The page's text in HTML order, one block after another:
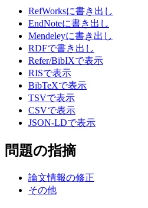
RefWorksに書き出し
EndNoteに書き出し
Mendeleyに書き出し
RDFで書き出し
Refer/BibIXで表示
RISで表示
BibTeXで表示
TSVで表示
CSVで表示
JSON-LDで表示
問題の指摘
論文情報の修正
その他